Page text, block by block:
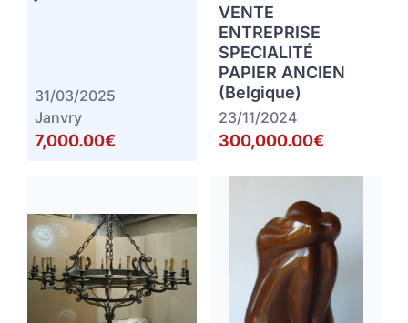
31/03/2025
Janvry
7,000.00€
VENTE
ENTREPRISE
SPECIALITÉ
PAPIER ANCIEN
(Belgique)
23/11/2024
300,000.00€